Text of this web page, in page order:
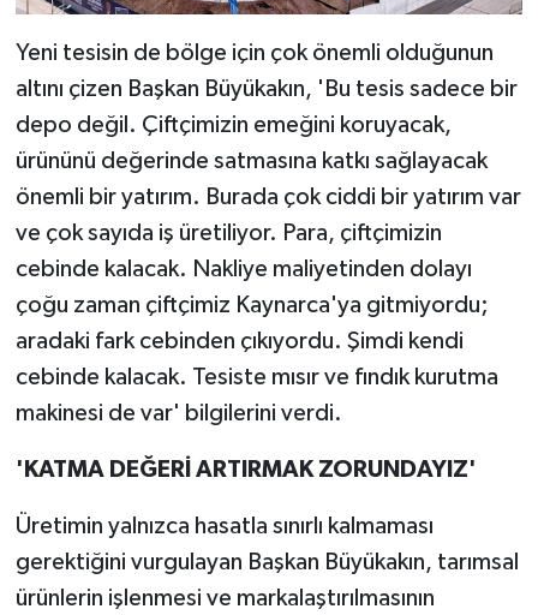
Yeni tesisin de bölge için çok önemli olduğunun
altını çizen Başkan Büyükakın, 'Bu tesis sadece bir
depo değil. Çiftçimizin emeğini koruyacak,
ürününü değerinde satmasına katkı sağlayacak
önemli bir yatırım. Burada çok ciddi bir yatırım var
ve çok sayıda iş üretiliyor. Para, çiftçimizin
cebinde kalacak. Nakliye maliyetinden dolayı
çoğu zaman çiftçimiz Kaynarca'ya gitmiyordu;
aradaki fark cebinden çıkıyordu. Şimdi kendi
cebinde kalacak. Tesiste mısır ve fındık kurutma
makinesi de var' bilgilerini verdi.
'KATMA DEĞERİ ARTIRMAK ZORUNDAYIZ'
Üretimin yalnızca hasatla sınırlı kalmaması
gerektiğini vurgulayan Başkan Büyükakın, tarımsal
ürünlerin işlenmesi ve markalaştırılmasının